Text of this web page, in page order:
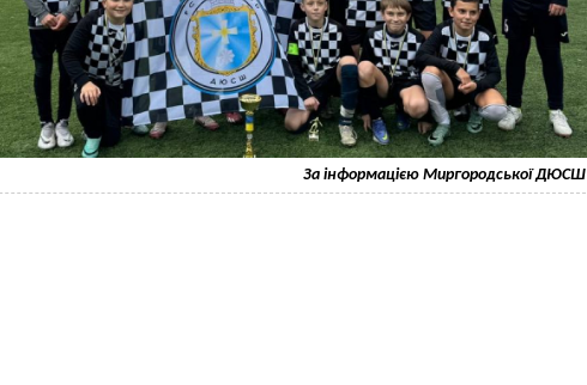
За інформацією Миргородської ДЮСШ